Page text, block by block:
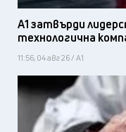
А1 затвърди
технологична
11:56, 04 авг 26 / А1